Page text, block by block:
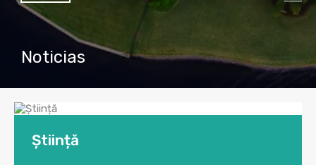
Noticias
Știință